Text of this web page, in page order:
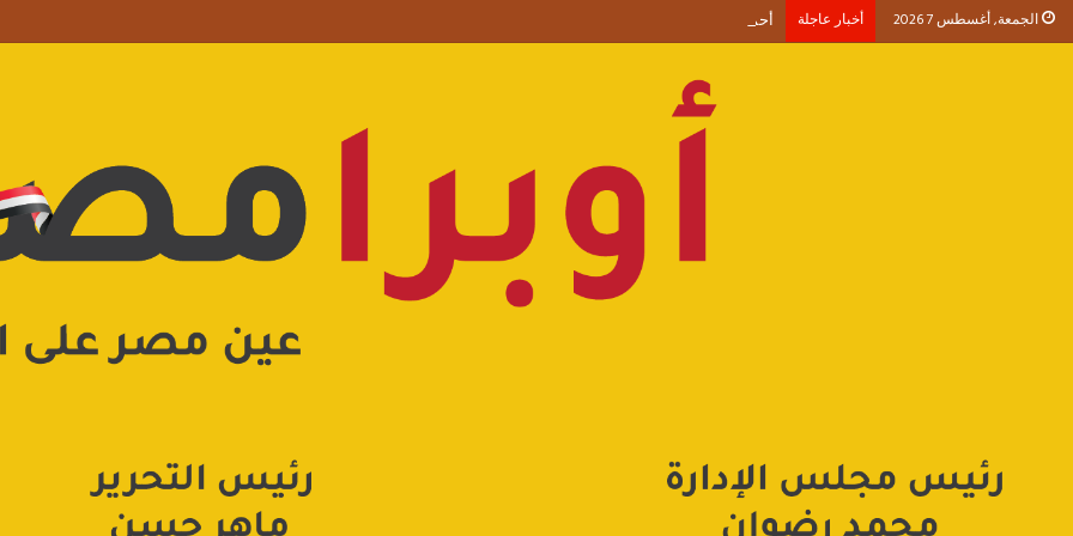
الجمعة, أغسطس 7 2026 أخبار عاجلة أحمد طنطاوي يكتب حين يصبح الوجود علامة استفهام